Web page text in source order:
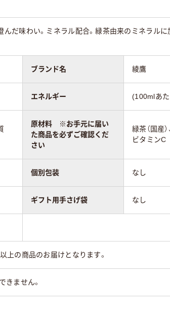
だ味わい。ミネラル配合。緑茶由来のミネラルに
ブランド名 綾鷹
エネルギー (100mlあ
原材料 ※お手元に届い
た商品を必ずご確認くだ
さい
緑茶（国産
ビタミンC
個別包装 なし
ギフト用手さげ袋 なし
の商品のお届けとなります。
きません。